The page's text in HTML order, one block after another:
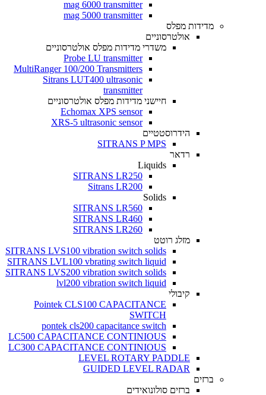
mag 6000 transmitter
mag 5000 transmitter
מדידות מפלס
אולטרסוניים
משדרי מדידות מפלס אולטרסוניים
Probe LU transmitter
MultiRanger 100/200 Transmitters
Sitrans LUT400 ultrasonic
transmitter
חיישני מדידות מפלס אולטרסוניים
Echomax XPS sensor
XRS-5 ultrasonic sensor
הידרוסטטיים
SITRANS P MPS
רדאר
Liquids
SITRANS LR250
Sitrans LR200
Solids
SITRANS LR560
SITRANS LR460
SITRANS LR260
מזלג רוטט
SITRANS LVS100 vibration switch solids
SITRANS LVL100 vbrating switch liquid
SITRANS LVS200 vibration switch solids
lvl200 vibration switch liquid
קיבולי
Pointek CLS100 CAPACITANCE
SWITCH
pontek cls200 capacitance switch
LC500 CAPACITANCE CONTINIOUS
LC300 CAPACITANCE CONTINIOUS
LEVEL ROTARY PADDLE
GUIDED LEVEL RADAR
ברזים
ברזים סולונואידים